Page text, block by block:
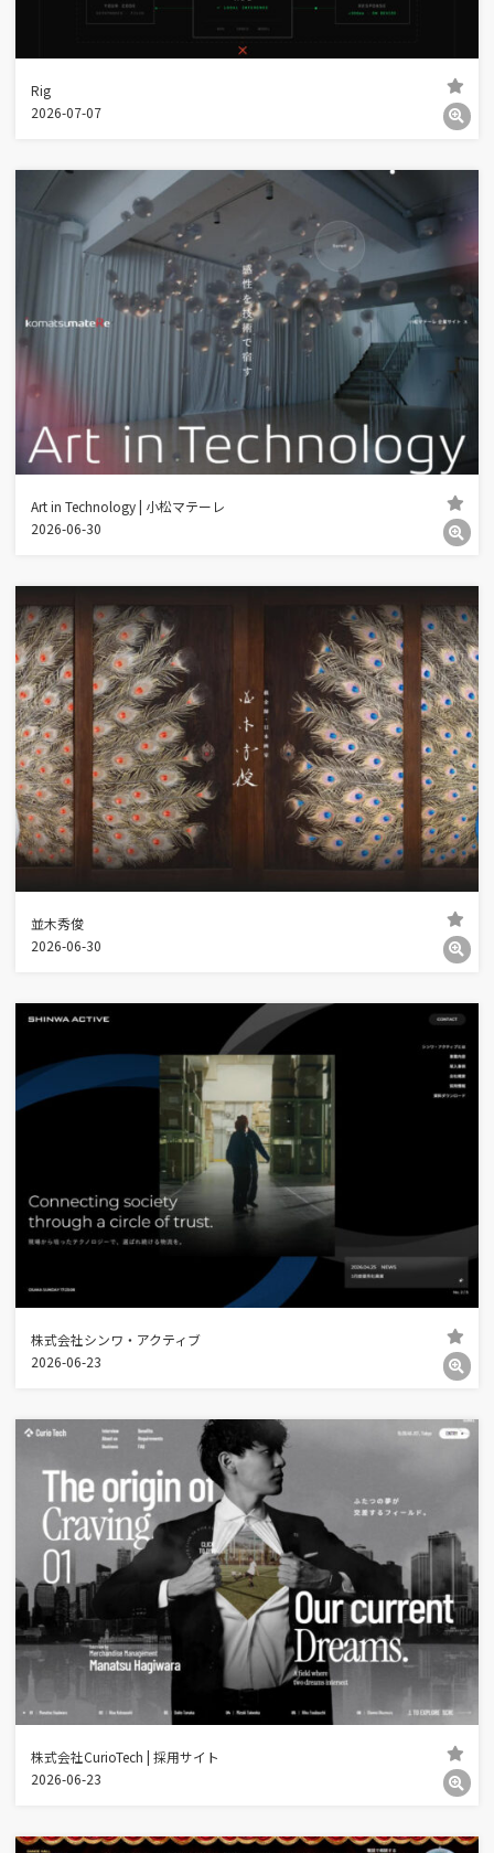
Rig
2026-07-07
Art in Technology | 小松マテーレ
2026-06-30
並木秀俊
2026-06-30
株式会社シンワ・アクティブ
2026-06-23
株式会社CurioTech | 採用サイト
2026-06-23